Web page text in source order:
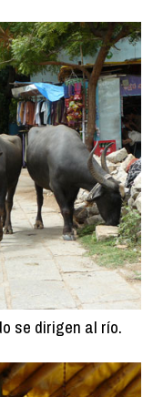
se dirigen al río.